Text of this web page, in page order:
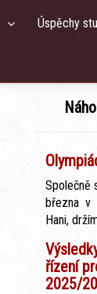
Úspěchy
Společně
března
Hani,
řízení
2025/